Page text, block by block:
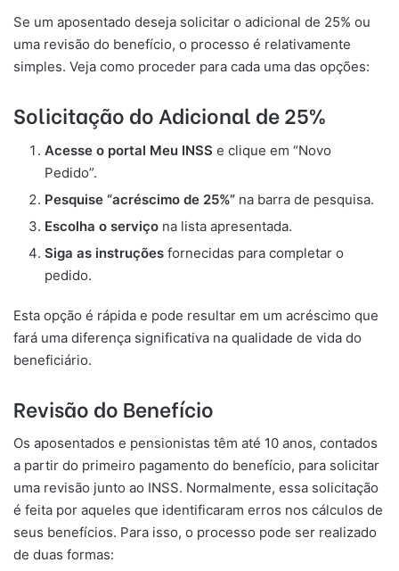
Se um aposentado deseja solicitar o adicional de 25% ou
uma revisão do benefício, o processo é relativamente
simples. Veja como proceder para cada uma das opções:
Solicitação do Adicional de 25%
Acesse o portal Meu INSS e clique em “Novo
Pedido”.
Pesquise “acréscimo de 25%” na barra de pesquisa.
Escolha o serviço na lista apresentada.
Siga as instruções fornecidas para completar o
pedido.
Esta opção é rápida e pode resultar em um acréscimo que
fará uma diferença significativa na qualidade de vida do
beneficiário.
Revisão do Benefício
Os aposentados e pensionistas têm até 10 anos, contados
a partir do primeiro pagamento do benefício, para solicitar
uma revisão junto ao INSS. Normalmente, essa solicitação
é feita por aqueles que identificaram erros nos cálculos de
seus benefícios. Para isso, o processo pode ser realizado
de duas formas: